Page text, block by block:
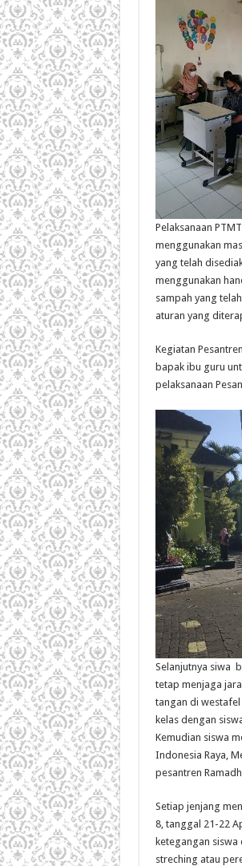
Pelaksanaan
menggunakan
yang telah
menggunakan
sampah yang
aturan yang
Kegiatan
bapak ibu guru
pelaksanaan
Selanjutnya siwa
tetap menjaga
tangan di
kelas dengan
Kemudian siswa
Indonesia Raya,
pesantren
Setiap jenjang
8, tanggal 21-22
ketegangan siswa
streching atau